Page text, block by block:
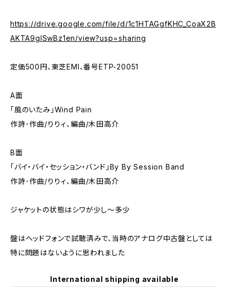
https://drive.google.com/file/d/1c1HTAGgfKHC_CoaX2B
AKTA9gISwBz1en/view?usp=sharing
定価500円、東芝EMI、番号ETP-20051
A面
「風のいたみ」Wind Pain
作詩･作曲/りりィ、編曲/木田高介
B面
「バイ・バイ・セッション・バンド」By By Session Band
作詩･作曲/りりィ、編曲/木田高介
ジャケットの状態はシワが少し～多少
盤はヘッドフォンで試聴済みで、当時のアナログ中古盤としては
特に問題はないように思われました
International shipping available